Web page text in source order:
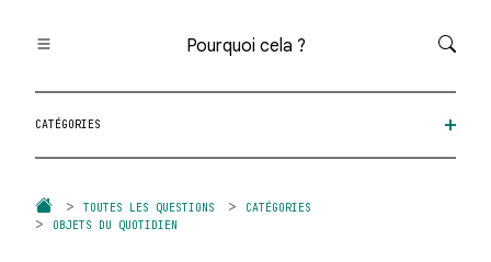
Pourquoi cela ?
Toutes les questions
Catégories
Question au hasard
CATÉGORIES
TOUTES LES QUESTIONS
CATÉGORIES
OBJETS DU QUOTIDIEN